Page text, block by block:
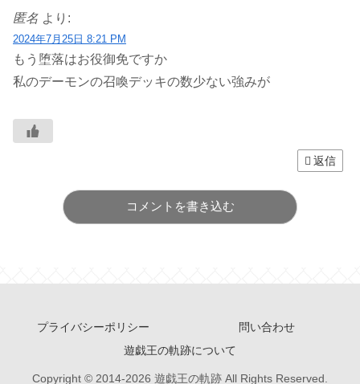
匿名 より:
2024年7月25日 8:21 PM
もう堕落はお役御免ですか
私のデーモンの召喚デッキの数少ない強みが
返信
コメントを書き込む
プライバシーポリシー
問い合わせ
遊戯王の軌跡について
Copyright © 2014-2026 遊戯王の軌跡 All Rights Reserved.